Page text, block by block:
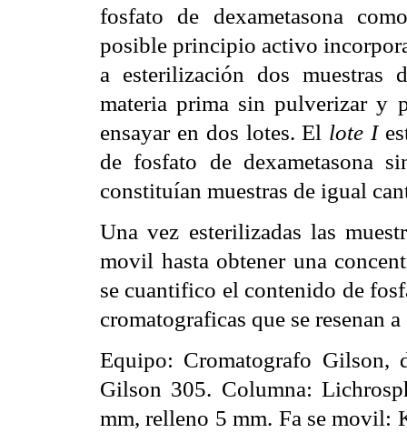
fosfato de dexametasona
posible principio activo
a esterilización dos muestras
materia prima sin pulverizar y
ensayar en dos lotes. El lote I
de fosfato de dexametasona
constituían muestras de igual
Una vez esterilizadas las
movil hasta obtener una
se cuantifico el contenido de
cromatograficas que se resenan
Equipo: Cromatografo
Gilson 305. Columna:
mm, relleno 5mm. Fa se movil: